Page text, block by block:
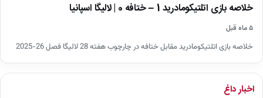
خلاصه بازی اتلتیکومادرید 1 – ختافه 0 | لالیگا اسپانیا
۵ ماه قبل
خلاصه بازی اتلتیکومادرید مقابل ختافه در چارچوب هفته 28 لالیگا فصل 26-2025
اخبار داغ